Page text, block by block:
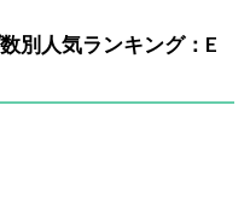
別人気ランキング：E